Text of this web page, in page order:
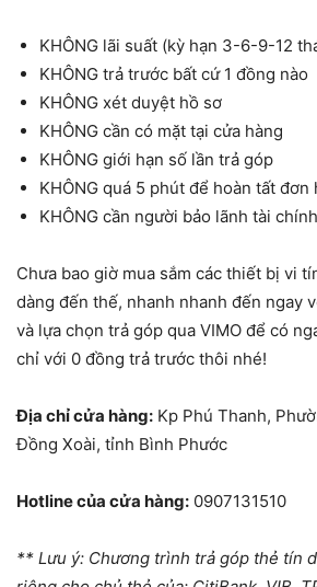
KHÔNG lãi suất (kỳ hạn 3-6-9-12
KHÔNG trả trước bất cứ 1 đồng nào
KHÔNG xét duyệt hồ sơ
KHÔNG cần có mặt tại cửa hàng
KHÔNG giới hạn số lần trả góp
KHÔNG quá 5 phút để hoàn tất đơn
KHÔNG cần người bảo lãnh tài chính
Chưa bao giờ mua sắm các thiết bị vi
dàng đến thế, nhanh nhanh đến ngay
và lựa chọn trả góp qua VIMO để có
chỉ với 0 đồng trả trước thôi nhé!
Địa chỉ cửa hàng: Kp Phú Thanh,
Đồng Xoài, tỉnh Bình Phước
Hotline của cửa hàng: 0907131510
** Lưu ý: Chương trình trả góp thẻ tín